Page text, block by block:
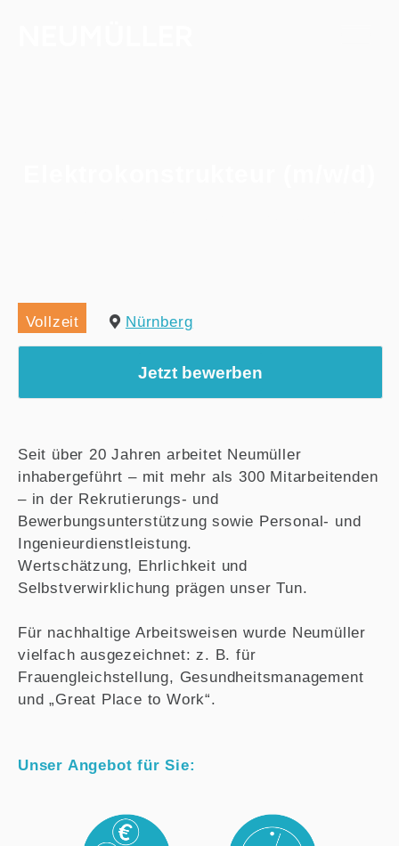
Vollzeit Nürnberg
Jetzt bewerben
Seit über 20 Jahren arbeitet Neumüller
inhabergeführt – mit mehr als 300 Mitarbeitenden
– in der Rekrutierungs- und
Bewerbungsunterstützung sowie Personal- und
Ingenieurdienstleistung.
Wertschätzung, Ehrlichkeit und
Selbstverwirklichung prägen unser Tun.
Für nachhaltige Arbeitsweisen wurde Neumüller
vielfach ausgezeichnet: z. B. für
Frauengleichstellung, Gesundheitsmanagement
und „Great Place to Work“.
Unser Angebot für Sie: